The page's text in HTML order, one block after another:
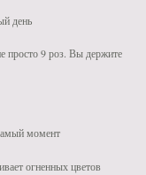
день
просто 9 роз. Вы держите
момент
огненных цветов